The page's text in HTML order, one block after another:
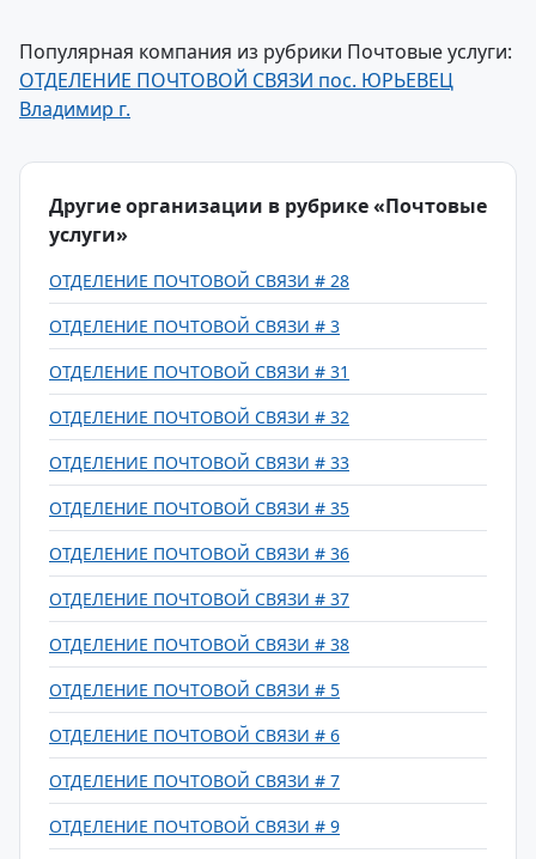
Популярная компания из рубрики Почтовые услуги:
ОТДЕЛЕНИЕ ПОЧТОВОЙ СВЯЗИ пос. ЮРЬЕВЕЦ
Владимир г.
Другие организации в рубрике «Почтовые
услуги»
ОТДЕЛЕНИЕ ПОЧТОВОЙ СВЯЗИ # 28
ОТДЕЛЕНИЕ ПОЧТОВОЙ СВЯЗИ # 3
ОТДЕЛЕНИЕ ПОЧТОВОЙ СВЯЗИ # 31
ОТДЕЛЕНИЕ ПОЧТОВОЙ СВЯЗИ # 32
ОТДЕЛЕНИЕ ПОЧТОВОЙ СВЯЗИ # 33
ОТДЕЛЕНИЕ ПОЧТОВОЙ СВЯЗИ # 35
ОТДЕЛЕНИЕ ПОЧТОВОЙ СВЯЗИ # 36
ОТДЕЛЕНИЕ ПОЧТОВОЙ СВЯЗИ # 37
ОТДЕЛЕНИЕ ПОЧТОВОЙ СВЯЗИ # 38
ОТДЕЛЕНИЕ ПОЧТОВОЙ СВЯЗИ # 5
ОТДЕЛЕНИЕ ПОЧТОВОЙ СВЯЗИ # 6
ОТДЕЛЕНИЕ ПОЧТОВОЙ СВЯЗИ # 7
ОТДЕЛЕНИЕ ПОЧТОВОЙ СВЯЗИ # 9